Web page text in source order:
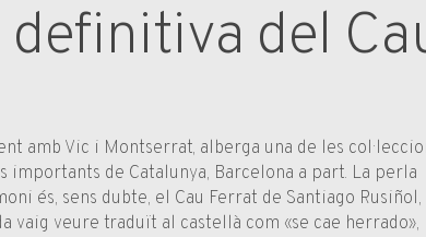
definitiva del
amb Vic i Montserrat, alberga una de les
importants de Catalunya, Barcelona a part. La perla
és, sens dubte, el Cau Ferrat de Santiago Rusiñol,
vaig veure traduït al castellà com «se cae herrado»,